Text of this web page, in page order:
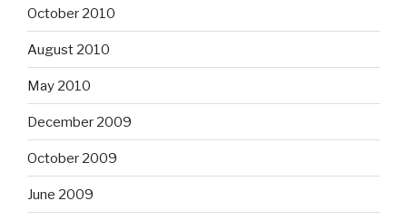
October 2010
August 2010
May 2010
December 2009
October 2009
June 2009